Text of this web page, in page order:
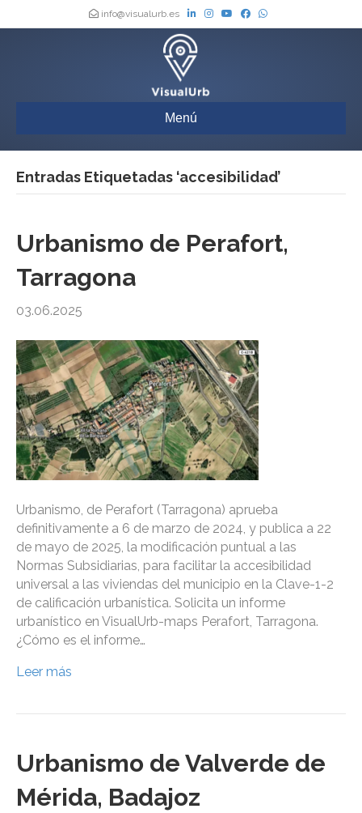
info@visualurb.es
Menú
Entradas Etiquetadas ‘accesibilidad’
Urbanismo de Perafort,
Tarragona
03.06.2025
Urbanismo, de Perafort (Tarragona) aprueba
definitivamente a 6 de marzo de 2024, y publica a 22
de mayo de 2025, la modificación puntual a las
Normas Subsidiarias, para facilitar la accesibilidad
universal a las viviendas del municipio en la Clave-1-2
de calificación urbanística. Solicita un informe
urbanístico en VisualUrb-maps Perafort, Tarragona.
¿Cómo es el informe…
Leer más
Urbanismo de Valverde de
Mérida, Badajoz